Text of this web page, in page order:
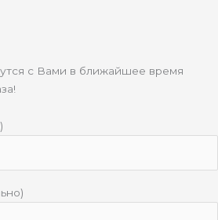
с Вами в ближайшее время